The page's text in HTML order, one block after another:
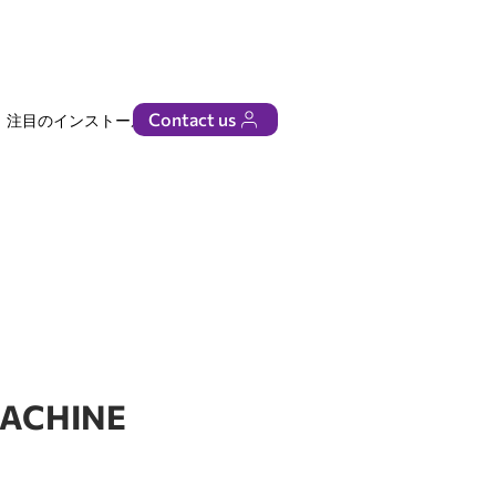
注目のインストール
ビジネス
Contact us